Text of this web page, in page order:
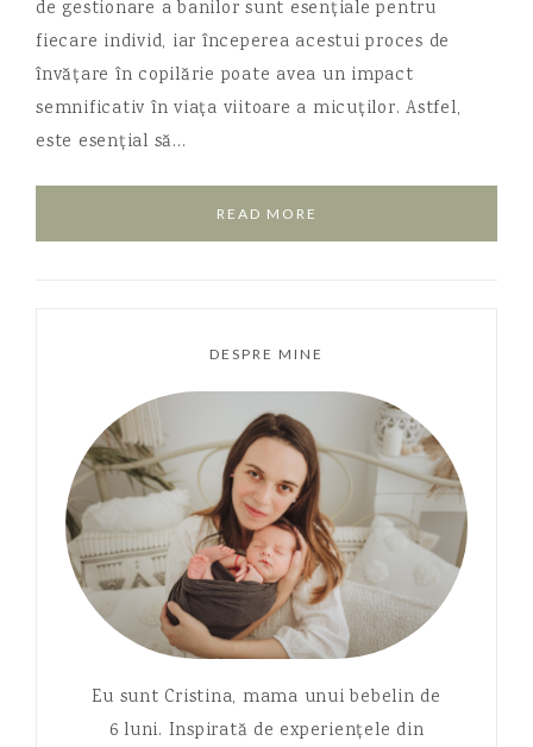
de gestionare a banilor sunt esențiale pentru
fiecare individ, iar începerea acestui proces de
învățare în copilărie poate avea un impact
semnificativ în viața viitoare a micuților. Astfel,
este esențial să…
READ MORE
DESPRE MINE
Eu sunt Cristina, mama unui bebelin de
6 luni. Inspirată de experiențele din